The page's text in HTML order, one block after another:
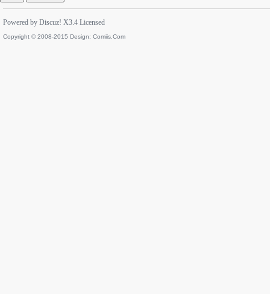
Powered by Discuz! X3.4 Licensed
Copyright © 2008-2015 Design: Comiis.Com